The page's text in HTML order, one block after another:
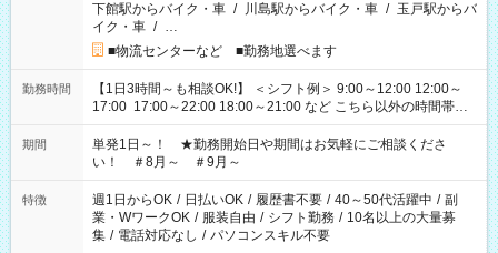
下館駅からバイク・車 / 川島駅からバイク・車 / 玉戸駅からバ
イク・車 / …
■物流センターなど ■勤務地選べます
勤務時間
【1日3時間～も相談OK!】 ＜シフト例＞ 9:00～12:00 12:00～
17:00 17:00～22:00 18:00～21:00 など こちら以外の時間帯も
お気軽にご相談ください！
期間
単発1日～！ ★勤務開始日や期間はお気軽にご相談くださ
い！ ＃8月～ ＃9月～
特徴 週1日からOK / 日払いOK / 履歴書不要 / 40～50代活躍中 / 副
業・WワークOK / 服装自由 / シフト勤務 / 10名以上の大量募
集 / 電話対応なし / パソコンスキル不要